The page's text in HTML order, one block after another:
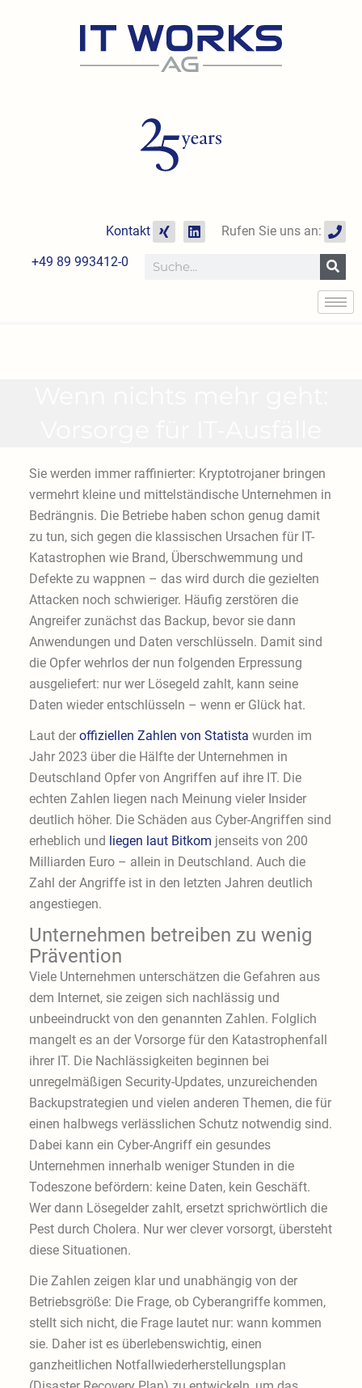
Kontakt
X
i
g
L
i
k
Rufen Sie uns an:
P
h
o
n
e
+49 89 993412-0 Suche
Sie werden immer raffinierter: Kryptotrojaner bringen
vermehrt kleine und mittelständische Unternehmen in
Bedrängnis. Die Betriebe haben schon genug damit
zu tun, sich gegen die klassischen Ursachen für IT-
Katastrophen wie Brand, Überschwemmung und
Defekte zu wappnen – das wird durch die gezielten
Attacken noch schwieriger. Häufig zerstören die
Angreifer zunächst das Backup, bevor sie dann
Anwendungen und Daten verschlüsseln. Damit sind
die Opfer wehrlos der nun folgenden Erpressung
ausgeliefert: nur wer Lösegeld zahlt, kann seine
Daten wieder entschlüsseln – wenn er Glück hat.
Laut der offiziellen Zahlen von Statista wurden im
Jahr 2023 über die Hälfte der Unternehmen in
Deutschland Opfer von Angriffen auf ihre IT. Die
echten Zahlen liegen nach Meinung vieler Insider
deutlich höher. Die Schäden aus Cyber-Angriffen sind
erheblich und liegen laut Bitkom jenseits von 200
Milliarden Euro – allein in Deutschland. Auch die
Zahl der Angriffe ist in den letzten Jahren deutlich
angestiegen.
Unternehmen betreiben zu wenig
Prävention
Viele Unternehmen unterschätzen die Gefahren aus
dem Internet, sie zeigen sich nachlässig und
unbeeindruckt von den genannten Zahlen. Folglich
mangelt es an der Vorsorge für den Katastrophenfall
ihrer IT. Die Nachlässigkeiten beginnen bei
unregelmäßigen Security-Updates, unzureichenden
Backupstrategien und vielen anderen Themen, die für
einen halbwegs verlässlichen Schutz notwendig sind.
Dabei kann ein Cyber-Angriff ein gesundes
Unternehmen innerhalb weniger Stunden in die
Todeszone befördern: keine Daten, kein Geschäft.
Wer dann Lösegelder zahlt, ersetzt sprichwörtlich die
Pest durch Cholera. Nur wer clever vorsorgt, übersteht
diese Situationen.
Die Zahlen zeigen klar und unabhängig von der
Betriebsgröße: Die Frage, ob Cyberangriffe kommen,
stellt sich nicht, die Frage lautet nur: wann kommen
sie. Daher ist es überlebenswichtig, einen
ganzheitlichen Notfallwiederherstellungsplan